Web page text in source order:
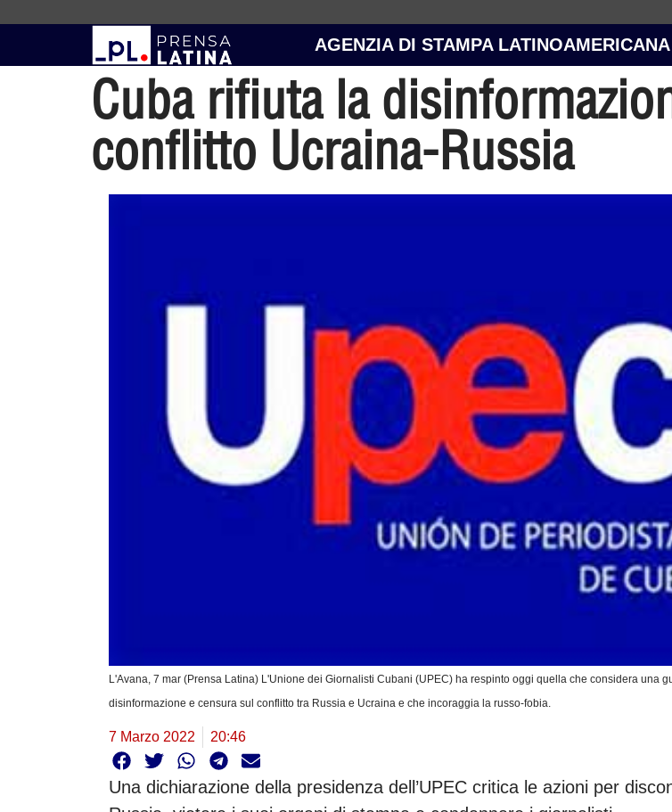
AGENZIA DI STAMPA LATINOAMERICANA
Cuba rifiuta la
conflitto Ucraina-Russia
L'Avana, 7 mar (Prensa Latina) L'Unione dei Giornalisti Cubani (UPEC) ha respinto oggi quella che considera una
disinformazione e censura sul conflitto tra Russia e Ucraina e che incoraggia la russo-fobia.
7 Marzo 2022 20:46
Una dichiarazione della presidenza dell’UPEC critica le azioni per